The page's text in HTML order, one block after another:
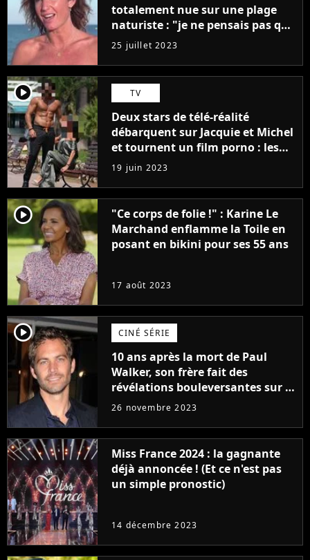
totalement nue sur une plage
naturiste : "je ne pensais pas que
j'arriverais à le faire..."
25 juillet 2023
player2 TV
Deux stars de télé-réalité
débarquent sur Jacquie et Michel
et tournent un film porno : les
premières images du tournage
(exclu)
19 juin 2023
player2
"Ce corps de folie !" : Karine Le
Marchand enflamme la Toile en
posant en bikini pour ses 55 ans
17 août 2023
player2 CINÉ SÉRIE
10 ans après la mort de Paul
Walker, son frère fait des
révélations bouleversantes sur la
réaction des acteurs de Fast and
26 novembre 2023
Miss France 2024 : la gagnante
déjà annoncée ! (Et ce n'est pas
un simple pronostic)
14 décembre 2023